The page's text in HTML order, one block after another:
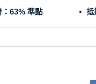
63% 準點 抵